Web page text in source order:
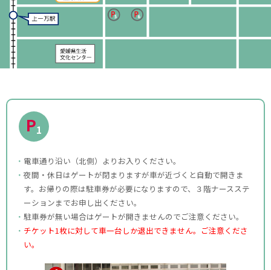
P1
電車通り沿い（北側）よりお入りください。
夜間・休日はゲートが閉まりますが車が近づくと自動で開きま
す。お帰りの際は駐車券が必要になりますので、３階ナースステ
ーションまでお申し出ください。
駐車券が無い場合はゲートが開きませんのでご注意ください。
チケット1枚に対して車一台しか退出できません。ご注意くださ
い。